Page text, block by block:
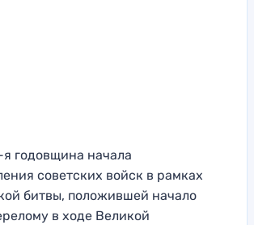
годовщина начала
советских войск в рамках
битвы, положившей начало
в ходе Великой